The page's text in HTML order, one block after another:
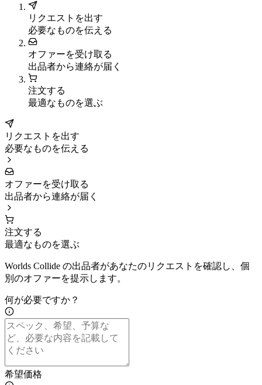
リクエストを出す
必要なものを伝える
オファーを受け取る
出品者から連絡が届く
注文する
最適なものを選ぶ
リクエストを出す
必要なものを伝える
オファーを受け取る
出品者から連絡が届く
注文する
最適なものを選ぶ
Worlds Collide の出品者があなたのリクエストを確認し、個
別のオファーを提示します。
何が必要ですか？
希望価格